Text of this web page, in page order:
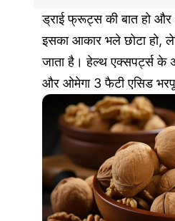
ड्राई फ्रूट्स की बात हो
इसका आकार भले छोटा हो,
जाता है। हेल्थ एक्सपर्ट्स के
और ओमेगा 3 फैटी एसिड